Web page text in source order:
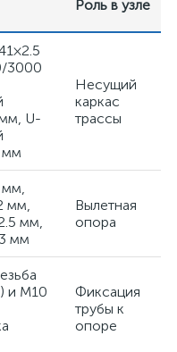
Роль в узле
3000
U-
мм
Несущий
каркас
трассы
мм,
мм,
мм,
мм
Вылетная
опора
и M10
Фиксация
трубы к
опоре